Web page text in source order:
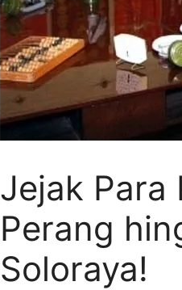
Jejak Para
Perang
Soloraya!